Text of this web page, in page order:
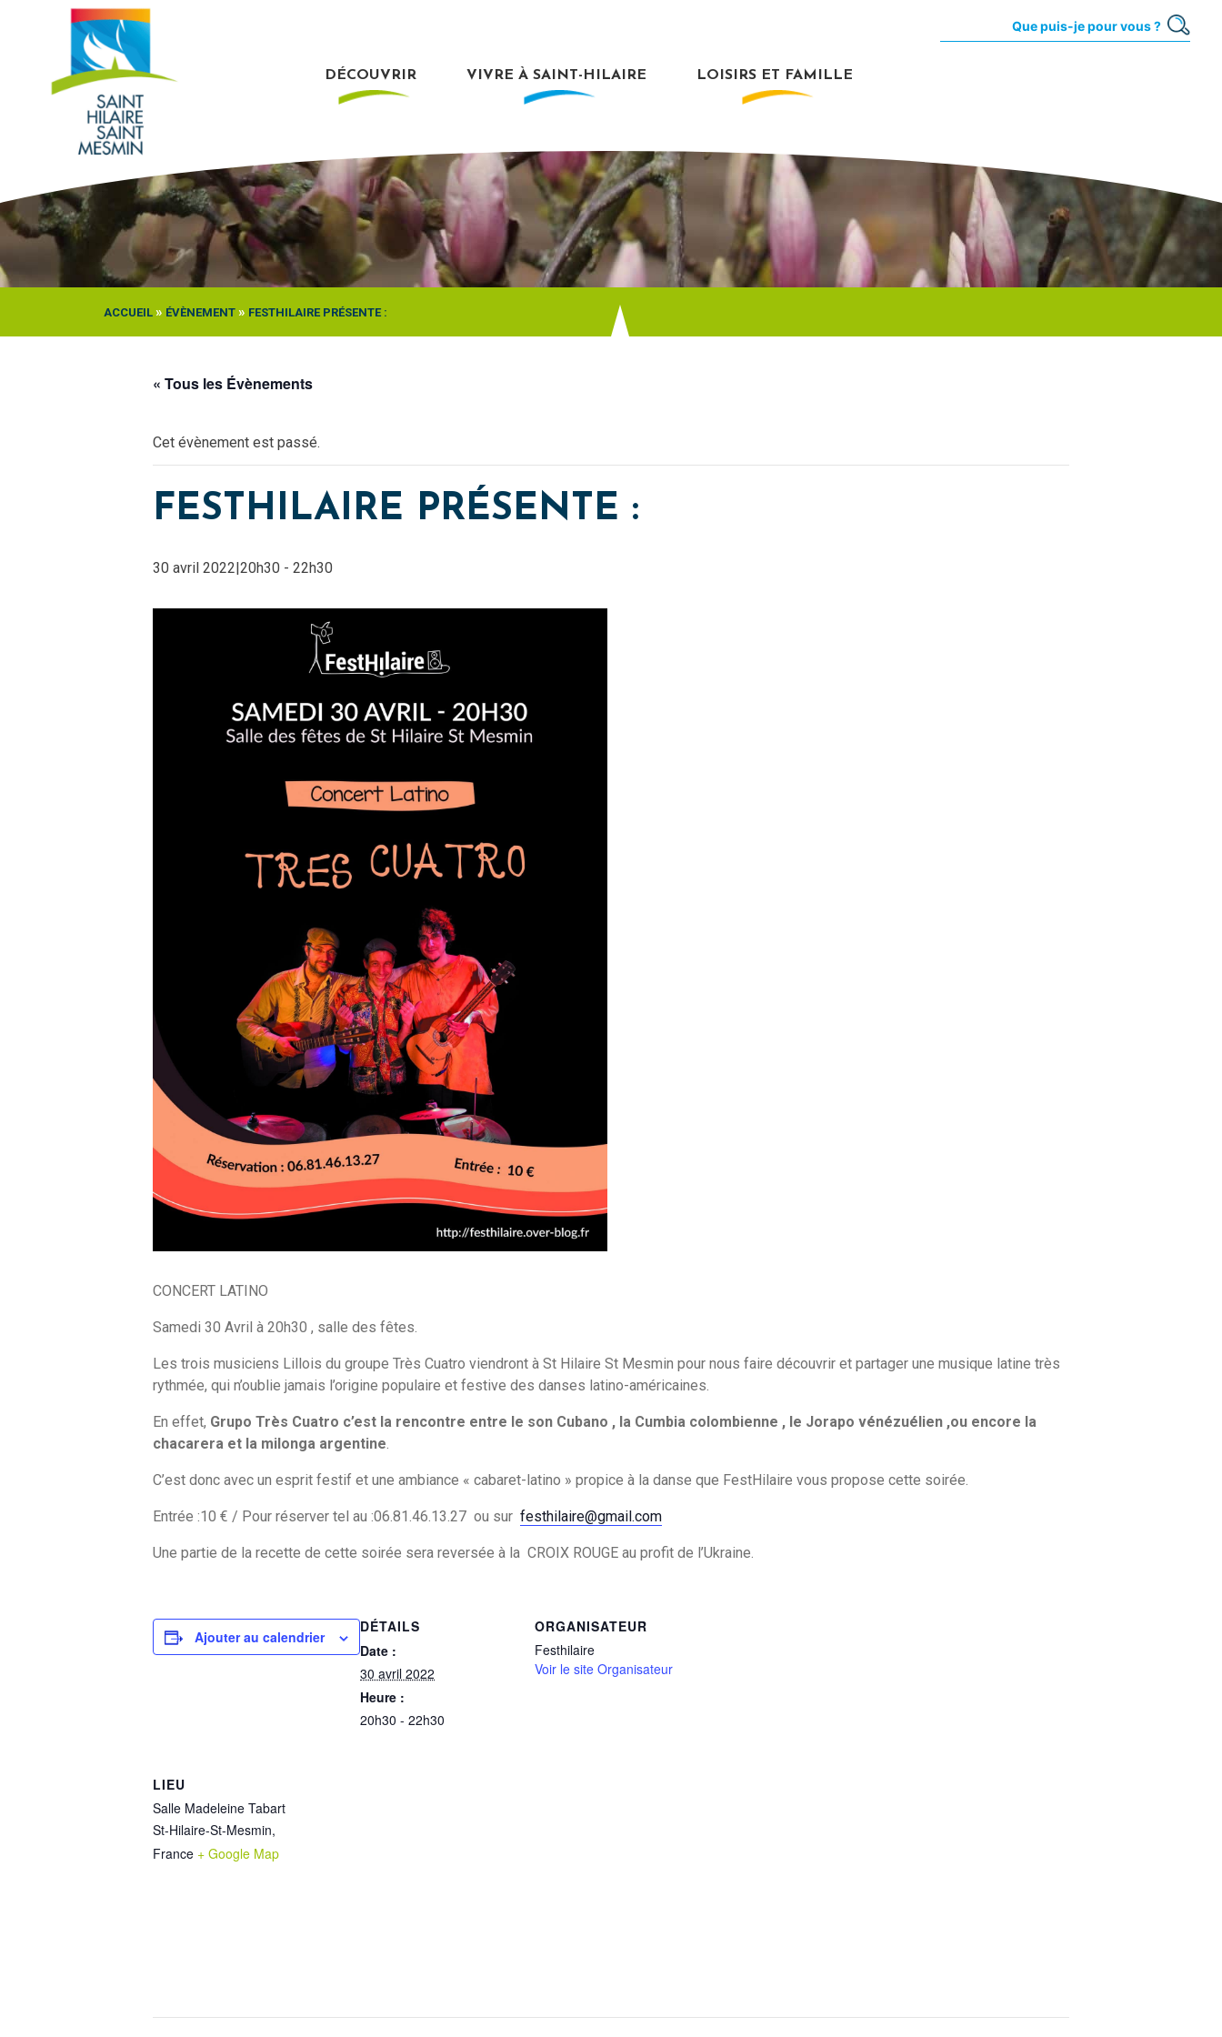
DÉCOUVRIR VIVRE À SAINT-HILAIRE LOISIRS ET FAMILLE
ACCUEIL » ÉVÈNEMENT » FESTHILAIRE PRÉSENTE :
« Tous les Évènements
Cet évènement est passé.
FESTHILAIRE PRÉSENTE :
30 avril 2022|20h30 - 22h30
CONCERT LATINO
Samedi 30 Avril à 20h30 , salle des fêtes.
Les trois musiciens Lillois du groupe Très Cuatro viendront à St Hilaire St Mesmin pour nous faire découvrir et partager une musique latine très
rythmée, qui n’oublie jamais l’origine populaire et festive des danses latino-américaines.
En effet, Grupo Très Cuatro c’est la rencontre entre le son Cubano , la Cumbia colombienne , le Jorapo vénézuélien ,ou encore la
chacarera et la milonga argentine.
C’est donc avec un esprit festif et une ambiance « cabaret-latino » propice à la danse que FestHilaire vous propose cette soirée.
Entrée :10 € / Pour réserver tel au :06.81.46.13.27 ou sur festhilaire@gmail.com
Une partie de la recette de cette soirée sera reversée à la CROIX ROUGE au profit de l’Ukraine.
Ajouter au calendrier
DÉTAILS
Date :
30 avril 2022
Heure :
20h30 - 22h30
ORGANISATEUR
Festhilaire
Voir le site Organisateur
LIEU
Salle Madeleine Tabart
St-Hilaire-St-Mesmin,
France + Google Map